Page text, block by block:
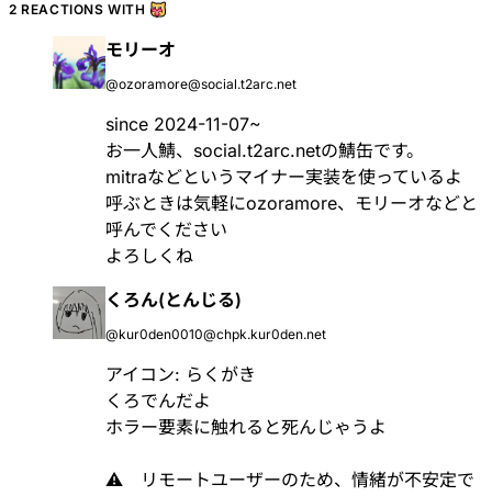
2 REACTIONS WITH
モリーオ
@ozoramore@social.t2arc.net
since 2024-11-07~
お一人鯖、social.t2arc.netの鯖缶です。
mitraなどというマイナー実装を使っているよ
呼ぶときは気軽にozoramore、モリーオなどと
呼んでください
よろしくね
くろん(とんじる)
@kur0den0010@chpk.kur0den.net
アイコン: らくがき
くろでんだよ
ホラー要素に触れると死んじゃうよ
⚠ リモートユーザーのため、情緒が不安定で